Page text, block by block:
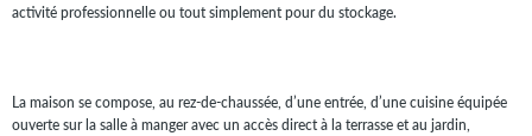
activité professionnelle ou tout simplement pour du stockage.
La maison se compose, au rez-de-chaussée, d’une entrée, d’une cuisine équipée
ouverte sur la salle à manger avec un accès direct à la terrasse et au jardin,